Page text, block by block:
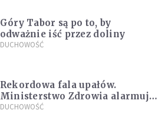
Góry Tabor są po to, by
odważnie iść przez doliny
DUCHOWOŚĆ
Rekordowa fala upałów.
Ministerstwo Zdrowia alarmuje
po doświadczeniach z czerwca
DUCHOWOŚĆ